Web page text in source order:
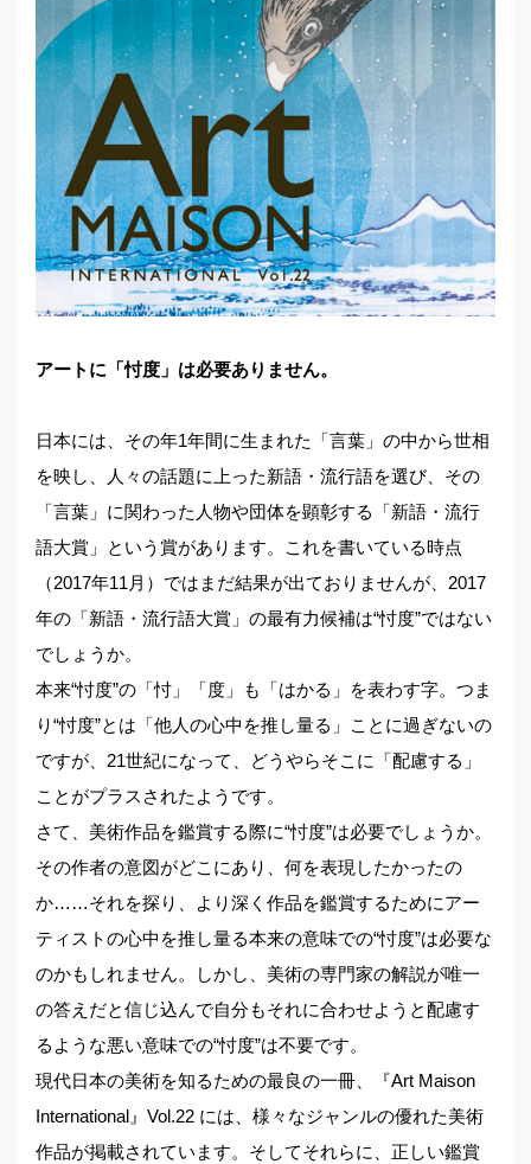
アートに「忖度」は必要ありません。
日本には、その年1年間に生まれた「言葉」の中から世相
を映し、人々の話題に上った新語・流行語を選び、その
「言葉」に関わった人物や団体を顕彰する「新語・流行
語大賞」という賞があります。これを書いている時点
（2017年11月）ではまだ結果が出ておりませんが、2017
年の「新語・流行語大賞」の最有力候補は“忖度”ではない
でしょうか。
本来“忖度”の「忖」「度」も「はかる」を表わす字。つま
り“忖度”とは「他人の心中を推し量る」ことに過ぎないの
ですが、21世紀になって、どうやらそこに「配慮する」
ことがプラスされたようです。
さて、美術作品を鑑賞する際に“忖度”は必要でしょうか。
その作者の意図がどこにあり、何を表現したかったの
か……それを探り、より深く作品を鑑賞するためにアー
ティストの心中を推し量る本来の意味での“忖度”は必要な
のかもしれません。しかし、美術の専門家の解説が唯一
の答えだと信じ込んで自分もそれに合わせようと配慮す
るような悪い意味での“忖度”は不要です。
現代日本の美術を知るための最良の一冊、『Art Maison
International』Vol.22 には、様々なジャンルの優れた美術
作品が掲載されています。そしてそれらに、正しい鑑賞